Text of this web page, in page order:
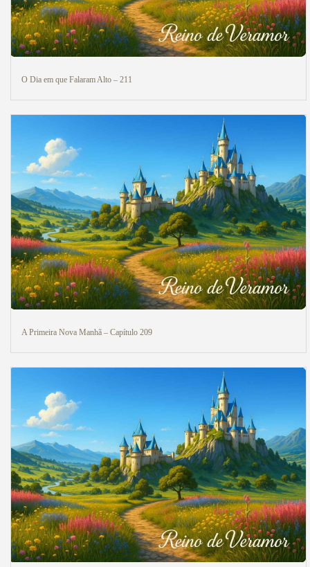
O Dia em que Falaram Alto – 211
A Primeira Nova Manhã – Capítulo 209